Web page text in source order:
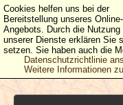
Cookies helfen uns bei der
Bereitstellung unseres Online-
Angebots. Durch die Nutzung
unserer Dienste erklären Sie
setzen. Sie haben auch die
Datenschutzrichtlinie
Weitere Informationen